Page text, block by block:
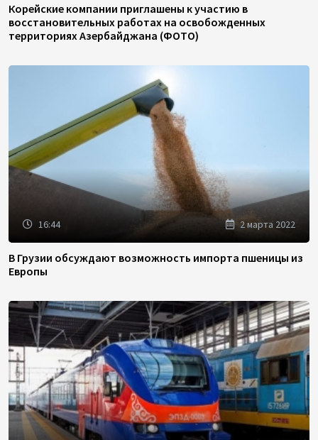
Корейские компании приглашены к участию в
восстановительных работах на освобожденных
территориях Азербайджана (ФОТО)
16:44 2 марта 2022
В Грузии обсуждают возможность импорта пшеницы из
Европы